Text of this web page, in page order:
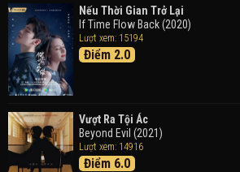
Trong Tranh
Doraemon the Movie:
Tháng Ngày Tươi Đẹp
Nếu Thời Gian Trở Lại
If Time Flow Back (2020)
Lượt xem: 15194
Điểm 2.0
Vượt Ra Tội Ác
Beyond Evil (2021)
Lượt xem: 14916
Điểm 6.0